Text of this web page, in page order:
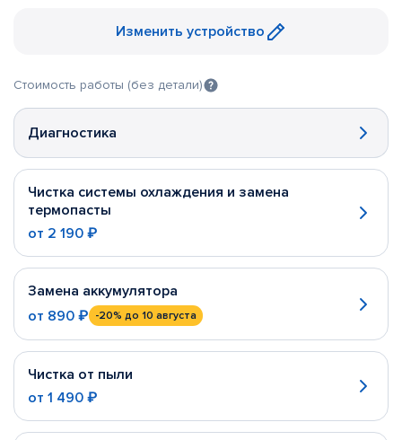
Изменить устройство
Стоимость работы (без детали)
Диагностика
Чистка системы охлаждения и замена
термопасты
от 2 190 ₽
Замена аккумулятора
от 890 ₽ -20% до 10 августа
Чистка от пыли
от 1 490 ₽